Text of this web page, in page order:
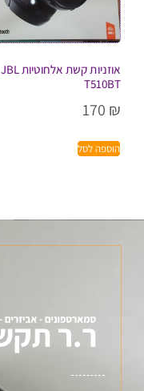
אוזניות קשת אלחוטיות JBL
T510BT
170 ₪
הוספה לסל